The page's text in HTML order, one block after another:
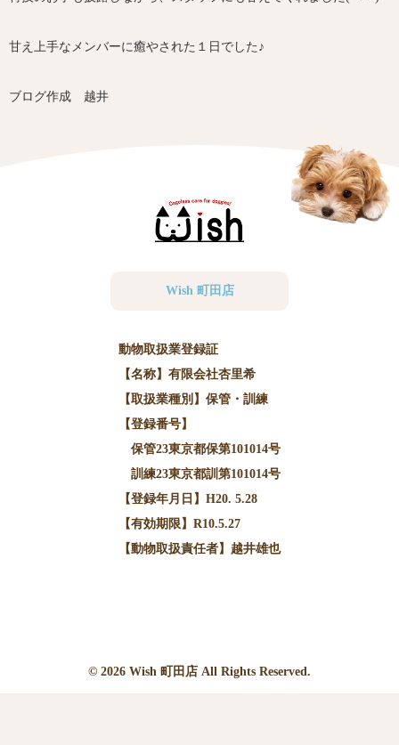
甘え上手なメンバーに癒やされた１日でした♪
ブログ作成 越井
Wish 町田店
動物取扱業登録証
【名称】有限会社杏里希
【取扱業種別】保管・訓練
【登録番号】
保管23東京都保第101014号
訓練23東京都訓第101014号
【登録年月日】H20. 5.28
【有効期限】R10.5.27
【動物取扱責任者】越井雄也
© 2026 Wish 町田店 All Rights Reserved.